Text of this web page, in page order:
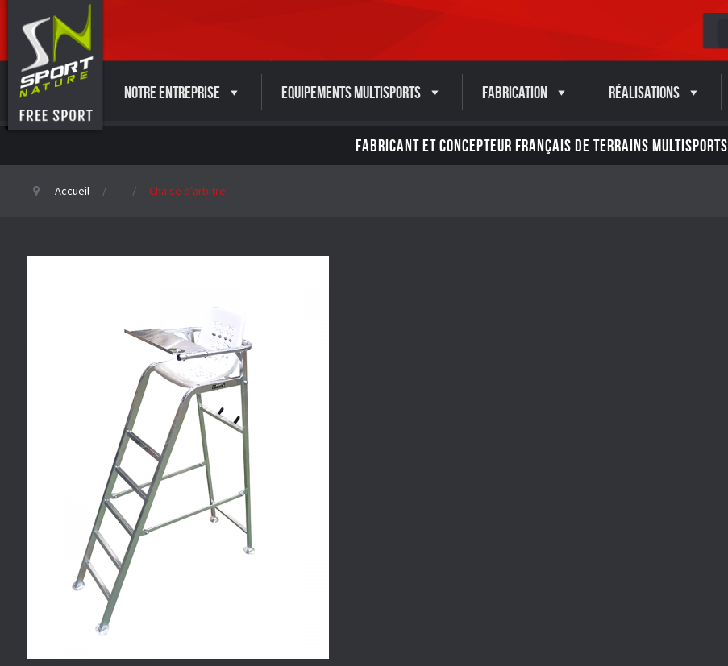
Notre entreprise Equipements Multisports Fabrication Réalisations
FABRICANT ET CONCEPTEUR FRANÇAIS DE TERRAINS MULTISPORTS
Accueil Chaise d’arbitre